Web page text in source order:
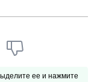
ее и нажмите